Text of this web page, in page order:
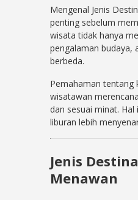
Mengenal Jenis
penting sebelum
wisata tidak hanya
pengalaman budaya,
berbeda.
Pemahaman tentang
wisatawan
dan sesuai minat.
liburan lebih
Jenis
Menawan